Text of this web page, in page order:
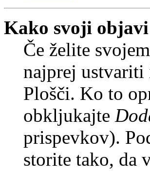
Kako svoji
Če želite
najprej ustvariti
Plošči. Ko to
obkljukajte
prispevkov).
storite tako, da